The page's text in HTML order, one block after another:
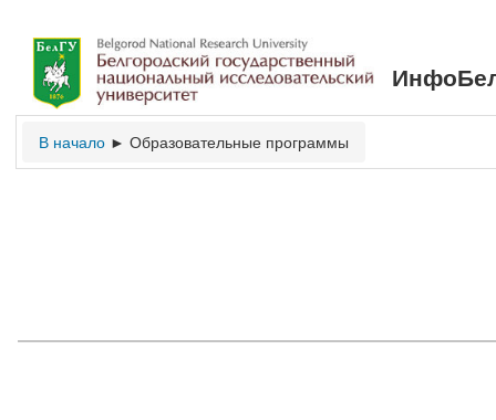
В начало ► Образовательные программы